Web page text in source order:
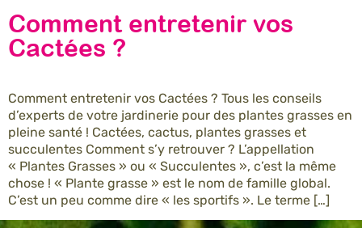
Comment entretenir vos
Cactées ?
Comment entretenir vos Cactées ? Tous les conseils
d’experts de votre jardinerie pour des plantes grasses en
pleine santé ! Cactées, cactus, plantes grasses et
succulentes Comment s’y retrouver ? L’appellation
« Plantes Grasses » ou « Succulentes », c’est la même
chose ! « Plante grasse » est le nom de famille global.
C’est un peu comme dire « les sportifs ». Le terme […]